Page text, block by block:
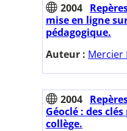
2004
mise en ligne
pédagogique.
Auteur : Mercier
2004
Géoclé : des
collège.